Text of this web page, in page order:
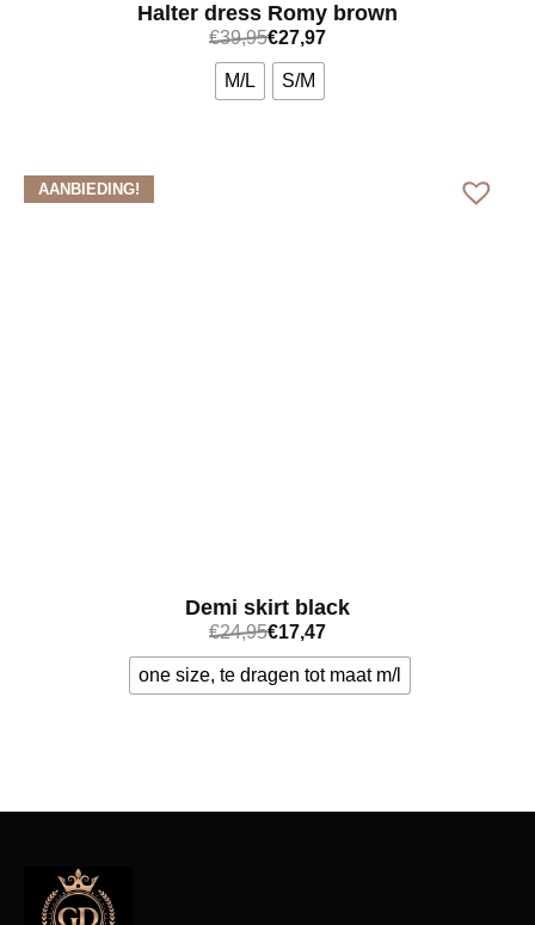
Halter dress Romy brown
€39,95€27,97
M/L S/M
AANBIEDING!
Demi skirt black
€24,95€17,47
one size, te dragen tot maat m/l